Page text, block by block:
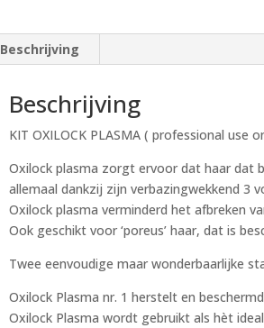
Beschrijving
Beschrijving
KIT OXILOCK PLASMA ( professional use
Oxilock plasma zorgt ervoor dat haar dat
allemaal dankzij zijn verbazingwekkend 3
Oxilock plasma verminderd het afbreken
Ook geschikt voor ‘poreus’ haar, dat is
Twee eenvoudige maar wonderbaarlijke
Oxilock Plasma nr. 1 herstelt en
Oxilock Plasma wordt gebruikt als hèt